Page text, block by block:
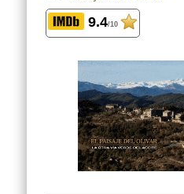
9.4/10